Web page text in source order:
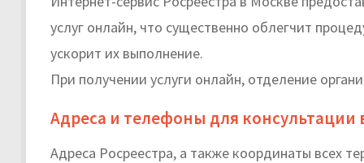
услуг онлайн, что существенно облегчит
ускорит их выполнение.
При получении услуги онлайн, отделение
Адреса и телефоны для консультации
Адреса Росреестра, а также координаты всех